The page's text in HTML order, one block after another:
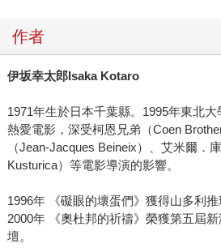
作者
伊坂幸太郎Isaka Kotaro
1971年生於日本千葉縣。1995年東北大
熱愛電影，深受柯恩兄弟（Coen
（Jean-Jacques Beineix）、艾米爾．
Kusturica）等電影導演的影響。
1996年 《礙眼的壞蛋們》獲得山多利推
2000年 《奧杜邦的祈禱》榮獲第五屆
壇。